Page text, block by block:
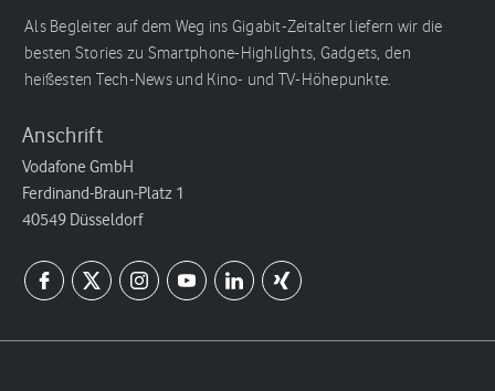
Als Begleiter auf dem Weg ins Gigabit-Zeitalter liefern wir die
besten Stories zu Smartphone-Highlights, Gadgets, den
heißesten Tech-News und Kino- und TV-Höhepunkte.
Anschrift
Vodafone GmbH
Ferdinand-Braun-Platz 1
40549 Düsseldorf